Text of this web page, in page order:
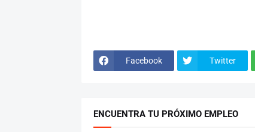
Facebook Twitter
ENCUENTRA TU PRÓXIMO EMPLEO